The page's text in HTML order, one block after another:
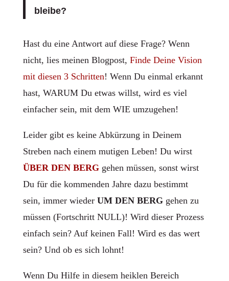
bleibe?
Hast du eine Antwort auf diese Frage? Wenn
nicht, lies meinen Blogpost, Finde Deine Vision
mit diesen 3 Schritten! Wenn Du einmal erkannt
hast, WARUM Du etwas willst, wird es viel
einfacher sein, mit dem WIE umzugehen!
Leider gibt es keine Abkürzung in Deinem
Streben nach einem mutigen Leben! Du wirst
ÜBER DEN BERGgehen müssen, sonst wirst
Du für die kommenden Jahre dazu bestimmt
sein, immer wiederUM DEN BERGgehen zu
müssen (Fortschritt NULL)! Wird dieser Prozess
einfach sein? Auf keinen Fall! Wird es das wert
sein? Und ob es sich lohnt!
Wenn Du Hilfe in diesem heiklen Bereich